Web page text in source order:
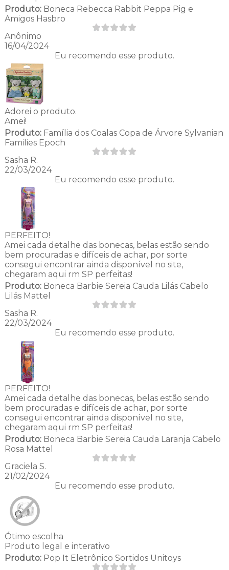
Produto:Boneca Rebecca Rabbit Peppa Pig e
Amigos Hasbro
Anônimo
16/04/2024
Eu recomendo esse produto.
Adorei o produto.
Amei!
Produto:Família dos Coalas Copa de Árvore Sylvanian
Families Epoch
Sasha R.
22/03/2024
Eu recomendo esse produto.
PERFEITO!
Amei cada detalhe das bonecas, belas estão sendo
bem procuradas e difíceis de achar, por sorte
consegui encontrar ainda disponível no site,
chegaram aqui rm SP perfeitas!
Produto:Boneca Barbie Sereia Cauda Lilás Cabelo
Lilás Mattel
Sasha R.
22/03/2024
Eu recomendo esse produto.
PERFEITO!
Amei cada detalhe das bonecas, belas estão sendo
bem procuradas e difíceis de achar, por sorte
consegui encontrar ainda disponível no site,
chegaram aqui rm SP perfeitas!
Produto:Boneca Barbie Sereia Cauda Laranja Cabelo
Rosa Mattel
Graciela S.
21/02/2024
Eu recomendo esse produto.
Ótimo escolha
Produto legal e interativo
Produto:Pop It Eletrônico Sortidos Unitoys